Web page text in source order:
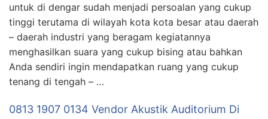
untuk di dengar sudah menjadi persoalan yang cukup
tinggi terutama di wilayah kota kota besar atau daerah
– daerah industri yang beragam kegiatannya
menghasilkan suara yang cukup bising atau bahkan
Anda sendiri ingin mendapatkan ruang yang cukup
tenang di tengah – …
0813 1907 0134 Vendor Akustik Auditorium Di